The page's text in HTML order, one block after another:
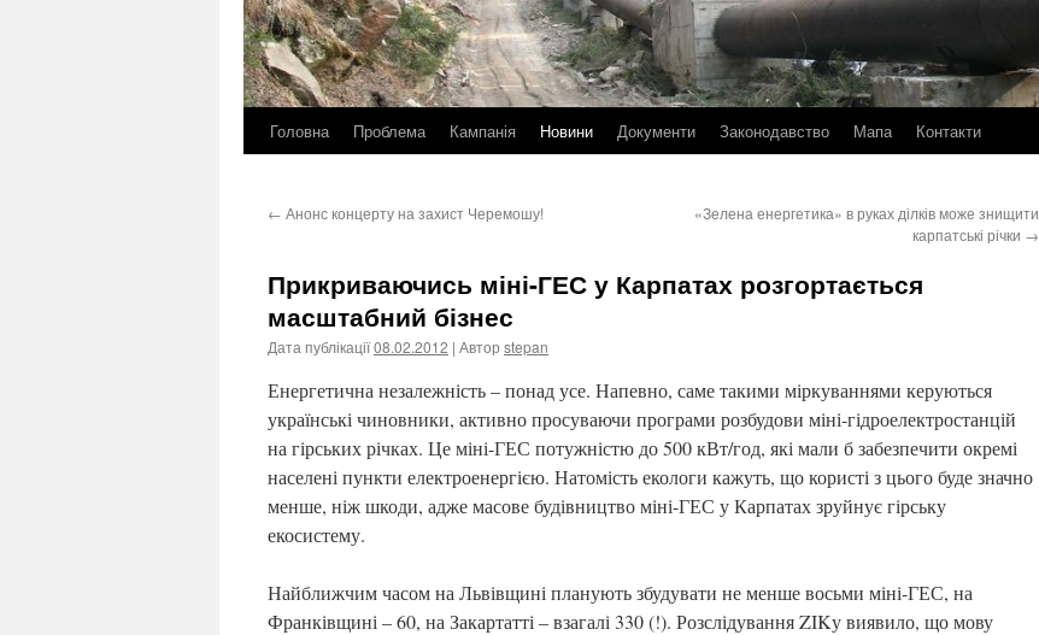
Перейти
контенту
Головна Проблема Кампанія Новини Документи Законодавство Мапа Контакти
← Анонс концерту на захист Черемошу!
«Зелена енергетика» в руках ділків може знищити
карпатські річки →
Прикриваючись міні-ГЕС у Карпатах розгортається
масштабний бізнес
Дата публікації08.02.2012 | Автор stepan
Енергетична незалежність – понад усе. Напевно, саме такими міркуваннями керуються
українські чиновники, активно просуваючи програми розбудови міні-гідроелектростанцій
на гірських річках. Це міні-ГЕС потужністю до 500 кВт/год, які мали б забезпечити окремі
населені пункти електроенергією. Натомість екологи кажуть, що користі з цього буде значно
менше, ніж шкоди, адже масове будівництво міні-ГЕС у Карпатах зруйнує гірську
екосистему.
Найближчим часом на Львівщині планують збудувати не менше восьми міні-ГЕС, на
Франківщині – 60, на Закартатті – взагалі 330 (!). Розслідування ZIKу виявило, що мову